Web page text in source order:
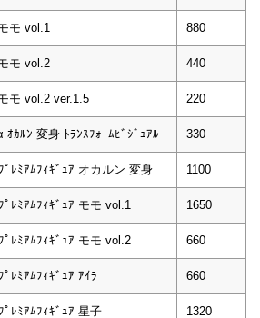
モ vol.1 880
モ vol.2 440
モ vol.2 ver.1.5 220
ｵｶﾙﾝ 変身 ﾄﾗﾝｽﾌｫｰﾑﾋﾞｼﾞｭｱﾙ 330
ﾚﾐｱﾑﾌｨｷﾞｭｱ オカルン 変身 1100
ﾚﾐｱﾑﾌｨｷﾞｭｱ モモ vol.1 1650
ﾚﾐｱﾑﾌｨｷﾞｭｱ モモ vol.2 660
ﾚﾐｱﾑﾌｨｷﾞｭｱ ｱｲﾗ 660
ﾚﾐｱﾑﾌｨｷﾞｭｱ 星子 1320